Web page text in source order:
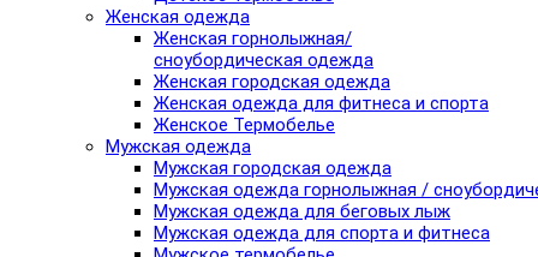
Женская одежда
Женская горнолыжная/
сноубордическая одежда
Женская городская одежда
Женская одежда для фитнеса и спорта
Женское Термобелье
Мужская одежда
Мужская городская одежда
Мужская одежда горнолыжная /
Мужская одежда для беговых лыж
Мужская одежда для спорта и фитнеса